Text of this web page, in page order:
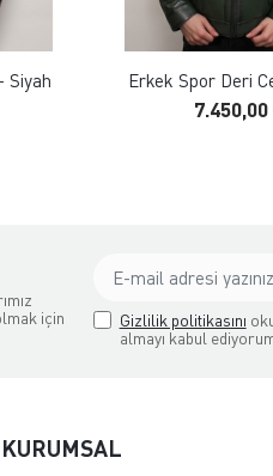
Siyah
ÜRÜN
Erkek Spor Deri
7.450,00
için
Gizlilik politikasını
almayı kabul
KURUMSAL